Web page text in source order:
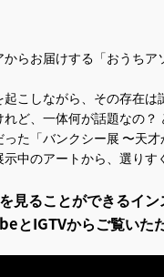
らお届けする「おうち
こしながら、その存在は
ど、一体何が話題なの
た「バンクシー展 〜天
中のアートから、選りす
見ることができるイン
とIGTVからご覧いた